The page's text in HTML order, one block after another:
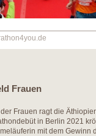
Frauen
der Frauen ragt die
in Berlin 2021
mit dem Gewinn